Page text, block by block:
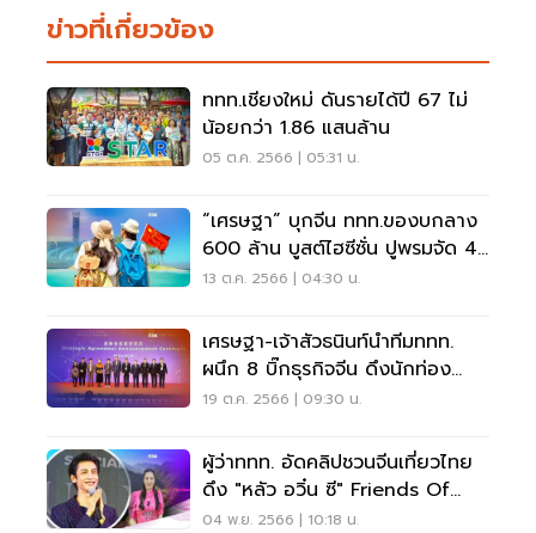
ข่าวที่เกี่ยวข้อง
ททท.เชียงใหม่ ดันรายได้ปี 67 ไม่
น้อยกว่า 1.86 แสนล้าน
05 ต.ค. 2566 | 05:31 น.
“เศรษฐา” บุกจีน ททท.ของบกลาง
600 ล้าน บูสต์ไฮซีซั่น ปูพรมจัด 4
บิ๊กอีเว้นต์
13 ต.ค. 2566 | 04:30 น.
เศรษฐา-เจ้าสัวธนินท์นำทีมททท.
ผนึก 8 บิ๊กธุรกิจจีน ดึงนักท่อง
เที่ยวจีน
19 ต.ค. 2566 | 09:30 น.
ผู้ว่าททท. อัดคลิปชวนจีนเที่ยวไทย
ดึง "หลัว อวิ๋น ซี" Friends Of
Thailand
04 พ.ย. 2566 | 10:18 น.